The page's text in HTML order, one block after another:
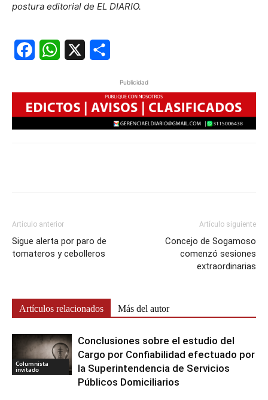
postura editorial de EL DIARIO.
FacebookWhatsApp
Publicidad
Artículo anterior
Sigue alerta por paro de
tomateros y cebolleros
Artículo siguiente
Concejo de Sogamoso
comenzó sesiones
extraordinarias
Artículos relacionados Más del autor
Columnista
invitado
Conclusiones sobre el estudio del
Cargo por Confiabilidad efectuado por
la Superintendencia de Servicios
Públicos Domiciliarios